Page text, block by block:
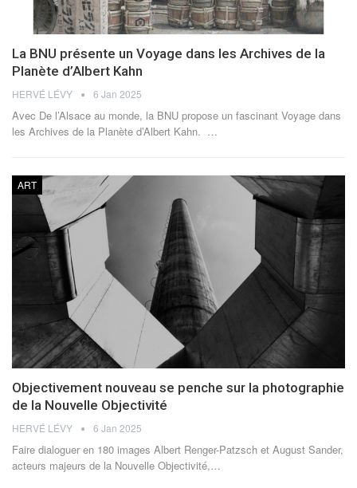
La BNU présente un Voyage dans les Archives de la
Planète d’Albert Kahn
HERVÉ LÉVY 6 Jan 2025
Avec De l’Alsace au monde, la BNU propose un fascinant Voyage dans
les Archives de la Planète d’Albert Kahn. …
ART
Objectivement nouveau se penche sur la photographie
de la Nouvelle Objectivité
HERVÉ LÉVY 6 Jan 2025
Faire dialoguer en 180 images Albert Renger-Patzsch et August Sander,
acteurs majeurs de la Nouvelle Objectivité,…